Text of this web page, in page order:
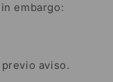
embargo:
aviso.